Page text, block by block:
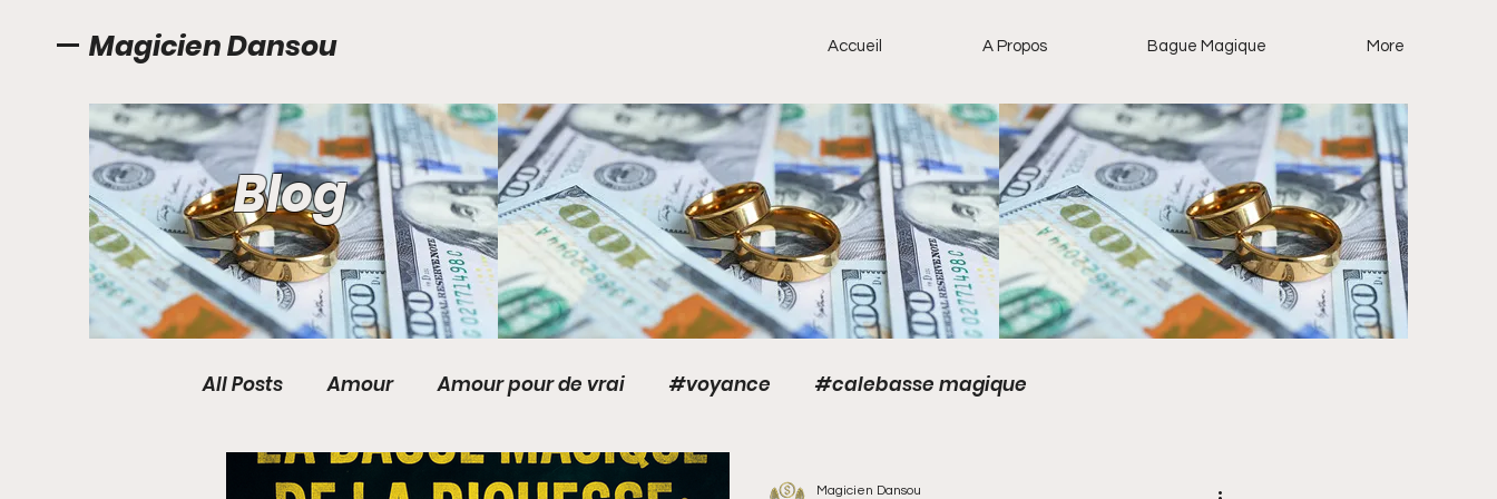
Magicien Dansou Accueil A Propos Bague Magique More
Blog
All Posts Amour Amour pour de vrai #voyance #calebasse magique
Anneaux magique pour amour Anneaux magiques
Magicien Dansou